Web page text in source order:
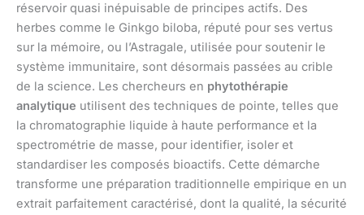
réservoir quasi inépuisable de principes actifs. Des
herbes comme le Ginkgo biloba, réputé pour ses vertus
sur la mémoire, ou l’Astragale, utilisée pour soutenir le
système immunitaire, sont désormais passées au crible
de la science. Les chercheurs en phytothérapie
analytique utilisent des techniques de pointe, telles que
la chromatographie liquide à haute performance et la
spectrométrie de masse, pour identifier, isoler et
standardiser les composés bioactifs. Cette démarche
transforme une préparation traditionnelle empirique en un
extrait parfaitement caractérisé, dont la qualité, la sécurité